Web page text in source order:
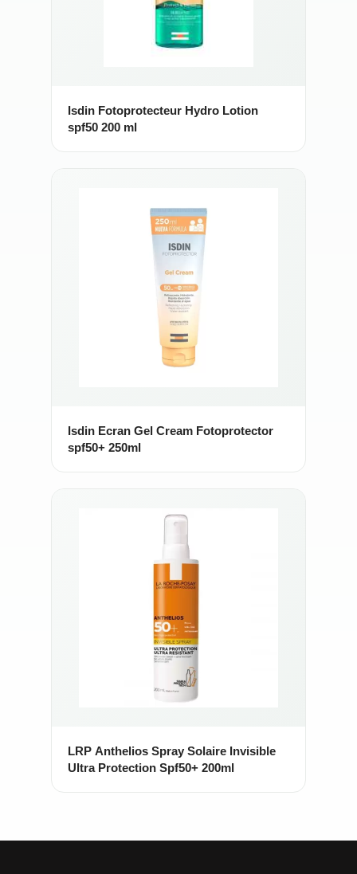
Isdin Fotoprotecteur Hydro Lotion
spf50 200 ml
Isdin Ecran Gel Cream Fotoprotector
spf50+ 250ml
LRP Anthelios Spray Solaire Invisible
Ultra Protection Spf50+ 200ml